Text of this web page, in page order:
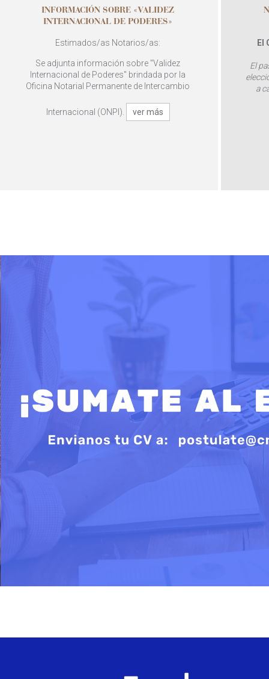
INFORMACIÓN SOBRE «VALIDEZ
INTERNACIONAL DE PODERES»
Estimados/as Notarios/as:
Se adjunta información sobre "Validez
Internacional de Poderes" brindada por la
Oficina Notarial Permanente de Intercambio
Internacional (ONPI). ver más
El
El
a